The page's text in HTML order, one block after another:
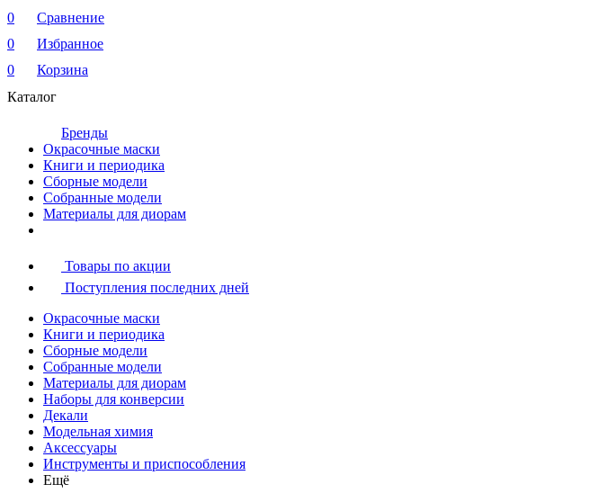
0
Сравнение
0
Избранное
0
Корзина
Каталог
Бренды
Окрасочные маски
Книги и периодика
Сборные модели
Собранные модели
Материалы для диорам
Товары по акции
Поступления последних дней
Окрасочные маски
Книги и периодика
Сборные модели
Собранные модели
Материалы для диорам
Наборы для конверсии
Декали
Модельная химия
Аксессуары
Инструменты и приспособления
Ещё